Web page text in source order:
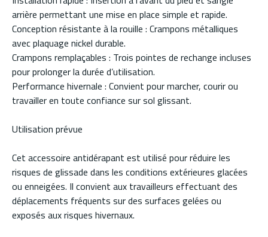
arrière permettant une mise en place simple et rapide.
Conception résistante à la rouille : Crampons métalliques
avec plaquage nickel durable.
Crampons remplaçables : Trois pointes de rechange incluses
pour prolonger la durée d’utilisation.
Performance hivernale : Convient pour marcher, courir ou
travailler en toute confiance sur sol glissant.
Utilisation prévue
Cet accessoire antidérapant est utilisé pour réduire les
risques de glissade dans les conditions extérieures glacées
ou enneigées. Il convient aux travailleurs effectuant des
déplacements fréquents sur des surfaces gelées ou
exposés aux risques hivernaux.